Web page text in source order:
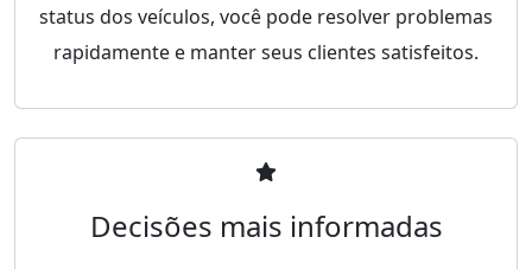
status dos veículos, você pode resolver problemas
rapidamente e manter seus clientes satisfeitos.
Decisões mais informadas